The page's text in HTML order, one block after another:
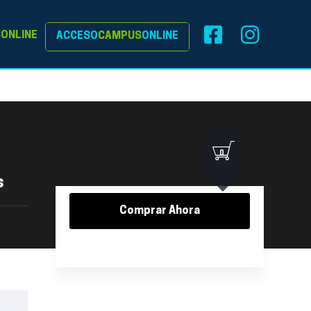
ONLINE ACCESOCAMPUSONLINE
0
Comprar Ahora